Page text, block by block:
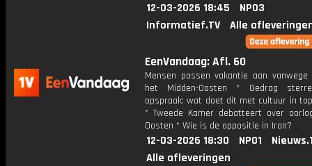
12-03-2026 18:45
NPO3
Informatief.TV
Alle
EenVandaag: Afl. 60
Mensen passen vakantie aan
het Midden-Oosten * Gedrag
opspraak: wat doet dit met cultuur in
* Tweede Kamer debatteert over
Oosten * Wie is de oppositie in Iran?
12-03-2026 18:30 NPO1
Alle afleveringen